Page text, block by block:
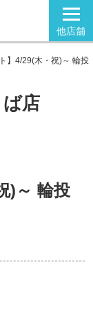
他店舗
】4/29(木・祝)～ 輪投
店
)～ 輪投